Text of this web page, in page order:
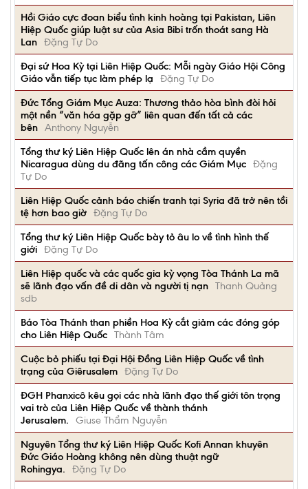
Hồi Giáo cực đoan biểu tình kinh hoàng tại Pakistan, Liên
Hiệp Quốc giúp luật sư của Asia Bibi trốn thoát sang Hà
Lan Đặng Tự Do
Đại sứ Hoa Kỳ tại Liên Hiệp Quốc: Mỗi ngày Giáo Hội Công
Giáo vẫn tiếp tục làm phép lạ
Đặng Tự Do
Đức Tổng Giám Mục Auza: Thương thảo hòa bình đòi hỏi
một nền “văn hóa gặp gỡ” liên quan đến tất cả các
bên Anthony Nguyễn
Tổng thư ký Liên Hiệp Quốc lên án nhà cầm quyền
Nicaragua dùng du đãng tấn công các Giám Mục Đặng
Tự Do
Liên Hiệp Quốc cảnh báo chiến tranh tại Syria đã trở nên tồi
tệ hơn bao giờ Đặng Tự Do
Tổng thư ký Liên Hiệp Quốc bày tỏ âu lo về tình hình thế
giới Đặng Tự Do
Liên Hiệp quốc và các quốc gia kỳ vọng Tòa Thánh La mã
sẽ lãnh đạo vấn đề di dân và người tị nạn Thanh Quảng
sdb
Báo Tòa Thánh than phiền Hoa Kỳ cắt giảm các đóng góp
cho Liên Hiệp Quốc Thành Tâm
Cuộc bỏ phiếu tại Đại Hội Đồng Liên Hiệp Quốc về tình
trạng của Giêrusalem Đặng Tự Do
ĐGH Phanxicô kêu gọi các nhà lãnh đạo thế giới tôn trọng
vai trò của Liên Hiệp Quốc về thành thánh
Jerusalem.
Giuse Thẩm Nguyễn
Nguyên Tổng thư ký Liên Hiệp Quốc Kofi Annan khuyên
Đức Giáo Hoàng không nên dùng thuật ngữ
Rohingya.
Đặng Tự Do